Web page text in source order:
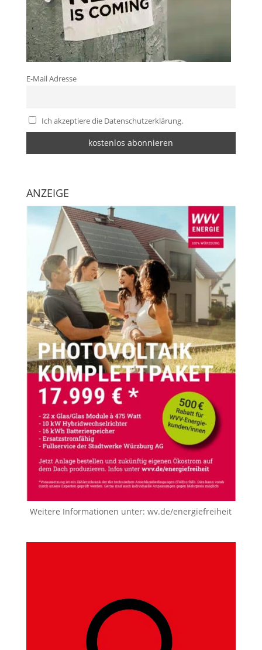
E-Mail Adresse
Ich akzeptiere die Datenschutzerklärung.
ANZEIGE
Weitere Informationen unter:wv.de/energiefreiheit